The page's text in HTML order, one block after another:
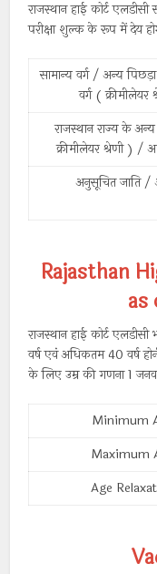
राजस्थान हाई कोर्ट एलडीसी
परीक्षा शुल्क के रूप में देय
सामान्य वर्ग / अन्य
वर्ग (
राजस्थान राज्य के अन्य
क्रीमीलेयर श्रेणी ) /
अनुसूचित जाति /
Rajasthan
as
राजस्थान हाई कोर्ट
वर्ष एवं अधिकतम 40 वर्ष
के लिए उम्र की गणना 1
Minimum
Maximum
Age